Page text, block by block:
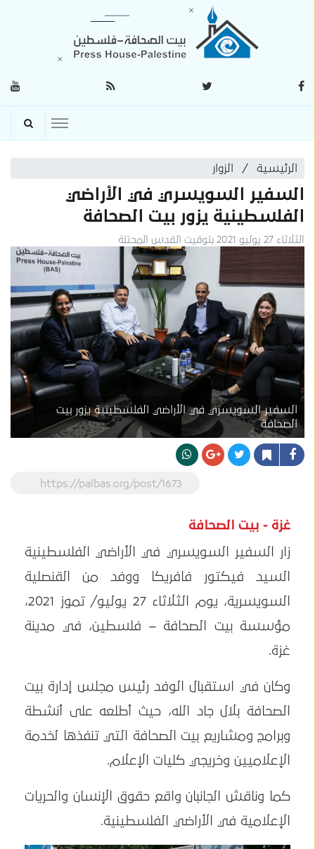
الرئيسية الزوار
السفير السويسري في الأراضي
الفلسطينية يزور بيت الصحافة
الثلاثاء 27 يوليو 2021 بتوقيت القدس المحتلة
السفير السويسري في الأراضي الفلسطينية يزور بيت
الصحافة
https://palbas.org/post/1673
غزة - بيت الصحافة
زار السفير السويسري في الأراضي الفلسطينية
السيد فيكتور فافريكا ووفد من القنصلية
السويسرية، يوم الثلاثاء 27 يوليو/ تموز 2021،
مؤسسة بيت الصحافة – فلسطين، في مدينة
غزة.
وكان في استقبال الوفد رئيس مجلس إدارة بيت
الصحافة بلال جاد الله، حيث أطلعه على أنشطة
وبرامج ومشاريع بيت الصحافة التي تنفذها لخدمة
الإعلاميين وخريجي كليات الإعلام.
كما وناقش الجانبان واقع حقوق الإنسان والحريات
الإعلامية في الأراضي الفلسطينية.